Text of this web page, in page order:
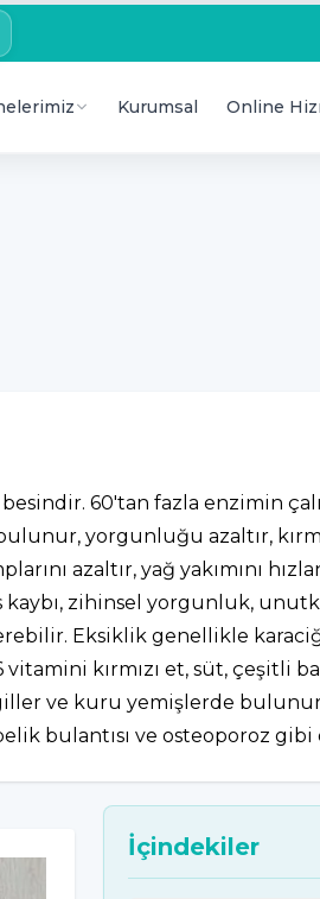
Kurumsal Online
60'tan fazla enzimin
yorgunluğu azaltır,
azaltır, yağ yakımını
zihinsel yorgunluk,
Eksiklik genellikle
kırmızı et, süt, çeşitli
ve kuru yemişlerde
bulantısı ve osteoporoz
İçindekiler